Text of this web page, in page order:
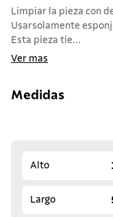
Limpiar la pieza con
Usarsolamente
Esta pieza tie...
Ver mas
Medidas
Alto
Largo